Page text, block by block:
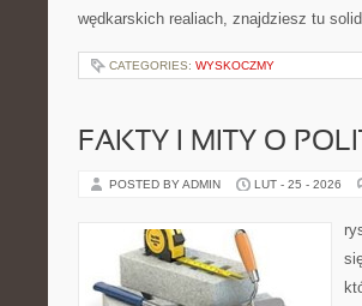
wędkarskich realiach, znajdziesz tu
CATEGORIES: WYSKOCZMY
FAKTY I MITY O
POSTED BY ADMIN LUT - 25 - 2026